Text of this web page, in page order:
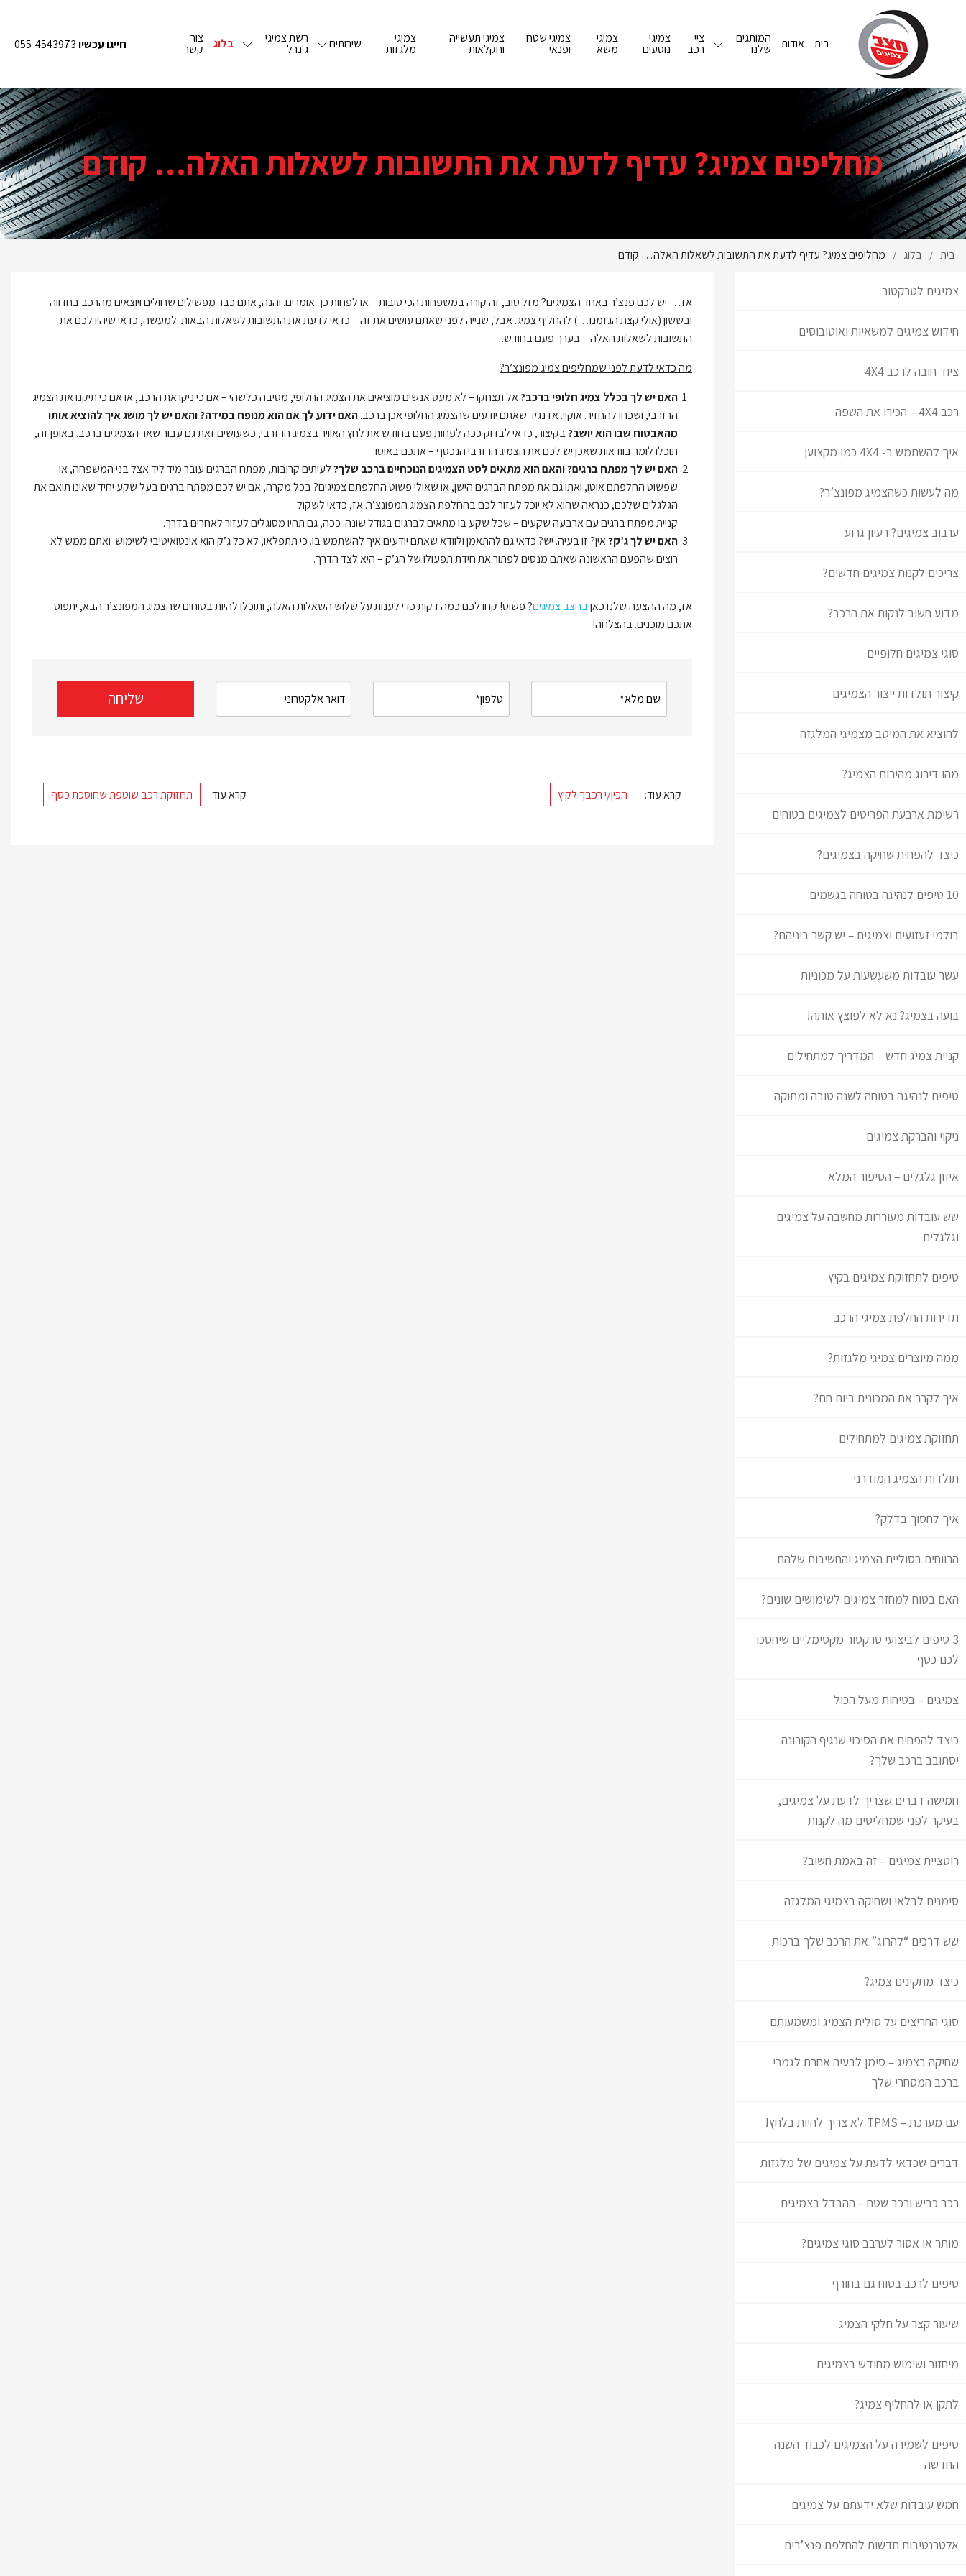
בית אודות המותגים
שלנו
ציי
רכב
צמיגי
נוסעים
צמיגי
משא
צמיגי שטח
ופנאי
צמיגי תעשייה
וחקלאות
צמיגי
מלגזות שירותים רשת צמיגי
ג'נרל בלוג צור
קשר חייגו עכשיו055-4543973
מחליפים צמיג? עדיף לדעת את התשובות לשאלות האלה… קודם
בית / בלוג / מחליפים צמיג? עדיף לדעת את התשובות לשאלות האלה… קודם
צמיגים לטרקטור
חידוש צמיגים למשאיות ואוטובוסים
ציוד חובה לרכב 4X4
רכב 4X4 – הכירו את השפה
איך להשתמש ב- 4X4 כמו מקצוען
מה לעשות כשהצמיג מפונצ’ר?
ערבוב צמיגים? רעיון גרוע
צריכים לקנות צמיגים חדשים?
מדוע חשוב לנקות את הרכב?
סוגי צמיגים חלופיים
קיצור תולדות ייצור הצמיגים
להוציא את המיטב מצמיגי המלגזה
מהו דירוג מהירות הצמיג?
רשימת ארבעת הפריטים לצמיגים בטוחים
כיצד להפחית שחיקה בצמיגים?
10 טיפים לנהיגה בטוחה בגשמים
בולמי זעזועים וצמיגים – יש קשר ביניהם?
עשר עובדות משעשעות על מכוניות
בועה בצמיג? נא לא לפוצץ אותה!
קניית צמיג חדש – המדריך למתחילים
טיפים לנהיגה בטוחה לשנה טובה ומתוקה
ניקוי והברקת צמיגים
איזון גלגלים – הסיפור המלא
שש עובדות מעוררות מחשבה על צמיגים
וגלגלים
טיפים לתחזוקת צמיגים בקיץ
תדירות החלפת צמיגי הרכב
ממה מיוצרים צמיגי מלגזות?
איך לקרר את המכונית ביום חם?
תחזוקת צמיגים למתחילים
תולדות הצמיג המודרני
איך לחסוך בדלק?
הרווחים בסוליית הצמיג והחשיבות שלהם
האם בטוח למחזר צמיגים לשימושים שונים?
3 טיפים לביצועי טרקטור מקסימליים שיחסכו
לכם כסף
צמיגים – בטיחות מעל הכול
כיצד להפחית את הסיכוי שנגיף הקורונה
יסתובב ברכב שלך?
חמישה דברים שצריך לדעת על צמיגים,
בעיקר לפני שמחליטים מה לקנות
רוטציית צמיגים – זה באמת חשוב?
סימנים לבלאי ושחיקה בצמיגי המלגזה
שש דרכים “להרוג” את הרכב שלך ברכות
כיצד מתקינים צמיג?
סוגי החריצים על סולית הצמיג ומשמעותם
שחיקה בצמיג – סימן לבעיה אחרת לגמרי
ברכב המסחרי שלך
עם מערכת – TPMS לא צריך להיות בלחץ!
דברים שכדאי לדעת על צמיגים של מלגזות
רכב כביש ורכב שטח – ההבדל בצמיגים
מותר או אסור לערבב סוגי צמיגים?
טיפים לרכב בטוח גם בחורף
שיעור קצר על חלקי הצמיג
מיחזור ושימוש מחודש בצמיגים
לתקן או להחליף צמיג?
טיפים לשמירה על הצמיגים לכבוד השנה
החדשה
חמש עובדות שלא ידעתם על צמיגים
אלטרנטיבות חדשות להחלפת פנצ’רים
אז… יש לכם פנצ’ר באחד הצמיגים? מזל טוב, זה קורה במשפחות הכי טובות – או לפחות כך אומרים. והנה, אתם כבר מפשילים שרוולים ויוצאים מהרכב בחדווה
ובששון (אולי קצת הגזמנו…) להחליף צמיג. אבל, שנייה לפני שאתם עושים את זה – כדאי לדעת את התשובות לשאלות הבאות. למעשה, כדאי שיהיו לכם את
התשובות לשאלות האלה – בערך פעם בחודש.
מה כדאי לדעת לפני שמחליפים צמיג מפונצ’ר?
האם יש לך בכלל צמיג חלופי ברכב?אל תצחקו – לא מעט אנשים מוציאים את הצמיג החלופי, מסיבה כלשהי – אם כי ניקו את הרכב, או אם כי תיקנו את הצמיג
הרזרבי, ושכחו להחזיר. אוקיי. אז נגיד שאתם יודעים שהצמיג החלופי אכן ברכב.האם ידוע לך אם הוא מנופח במידה?והאם יש לך מושג איך להוציא אותו
מהאבטוח שבו הוא יושב?בקיצור, כדאי לבדוק ככה לפחות פעם בחודש את לחץ האוויר בצמיג הרזרבי, כשעושים זאת גם עבור שאר הצמיגים ברכב. באופן זה,
תוכלו לומר בוודאות שאכן יש לכם את הצמיג הרזרבי הנכסף – אתכם באוטו.
האם יש לך מפתח ברגים?והאם הוא מתאים לסט הצמיגים הנוכחיים ברכב שלך?לעיתים קרובות, מפתח הברגים עובר מיד ליד אצל בני המשפחה, או
שפשוט החלפתם אוטו, ואתו גם את מפתח הברגים הישן, או שאולי פשוט החלפתם צמיגים? בכל מקרה, אם יש לכם מפתח ברגים בעל שקע יחיד שאינו תואם את
הגלגלים שלכם, כנראה שהוא לא יוכל לעזור לכם בהחלפת הצמיג המפונצ’ר. אז, כדאי לשקול
קניית מפתח ברגים עם ארבעה שקעים – שכל שקע בו מתאים לברגים בגודל שונה. ככה, גם תהיו מסוגלים לעזור לאחרים בדרך.
האם יש לך ג’ק?אין? זו בעיה. יש? כדאי גם להתאמן ולוודא שאתם יודעים איך להשתמש בו. כי תתפלאו, לא כל ג’ק הוא אינטואיטיבי לשימוש. ואתם ממש לא
רוצים שהפעם הראשונה שאתם מנסים לפתור את חידת תפעולו של הג’ק – היא לצד הדרך.
אז, מה ההצעה שלנו כאןבחצב צמיגים? פשוט! קחו לכם כמה דקות כדי לענות על שלוש השאלות האלה, ותוכלו להיות בטוחים שהצמיג המפונצ’ר הבא, יתפוס
אתכם מוכנים. בהצלחה!
קרא עוד: הכין/י רכבך לקיץ קרא עוד: תחזוקת רכב שוטפת שחוסכת כסף